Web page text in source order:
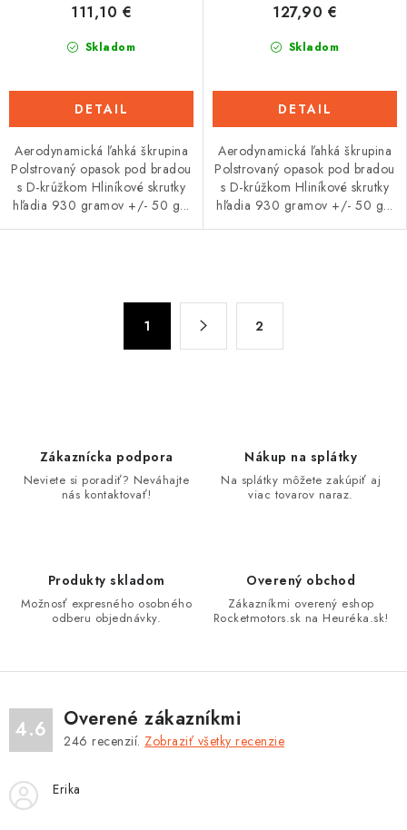
Skladom
111,10 €
DETAIL
Aerodynamická ľahká škrupina
Polstrovaný opasok pod bradou
s D-krúžkom Hliníkové skrutky
hľadia 930 gramov +/- 50 g...
Skladom
127,90 €
DETAIL
Aerodynamická ľahká škrupina
Polstrovaný opasok pod bradou
s D-krúžkom Hliníkové skrutky
hľadia 930 gramov +/- 50 g...
s
u
1 2
Zákaznícka podpora
Neviete si poradiť? Neváhajte
nás kontaktovať!
Nákup na splátky
Na splátky môžete zakúpiť aj
viac tovarov naraz.
Produkty skladom
Možnosť expresného osobného
odberu objednávky.
Overený obchod
Zákazníkmi overený eshop
Rocketmotors.sk na Heuréka.sk!
4.6 Overené zákazníkmi
246 recenzií. Zobraziť všetky recenzie
Erika